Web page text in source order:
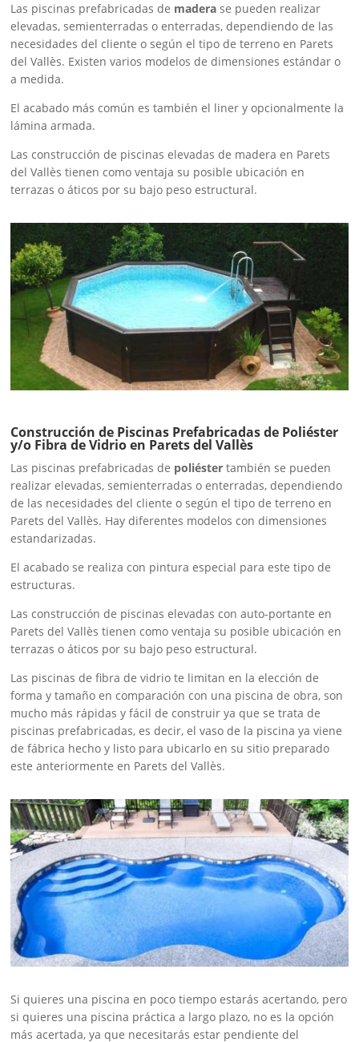
Las piscinas prefabricadas de madera se pueden realizar
elevadas, semienterradas o enterradas, dependiendo de las
necesidades del cliente o según el tipo de terreno en Parets
del Vallès. Existen varios modelos de dimensiones estándar o
a medida.
El acabado más común es también el liner y opcionalmente la
lámina armada.
Las construcción de piscinas elevadas de madera en Parets
del Vallès tienen como ventaja su posible ubicación en
terrazas o áticos por su bajo peso estructural.
Construcción de Piscinas Prefabricadas de Poliéster
y/o Fibra de Vidrio en Parets del Vallès
Las piscinas prefabricadas de poliéster también se pueden
realizar elevadas, semienterradas o enterradas, dependiendo
de las necesidades del cliente o según el tipo de terreno en
Parets del Vallès. Hay diferentes modelos con dimensiones
estandarizadas.
El acabado se realiza con pintura especial para este tipo de
estructuras.
Las construcción de piscinas elevadas con auto-portante en
Parets del Vallès tienen como ventaja su posible ubicación en
terrazas o áticos por su bajo peso estructural.
Las piscinas de fibra de vidrio te limitan en la elección de
forma y tamaño en comparación con una piscina de obra, son
mucho más rápidas y fácil de construir ya que se trata de
piscinas prefabricadas, es decir, el vaso de la piscina ya viene
de fábrica hecho y listo para ubicarlo en su sitio preparado
este anteriormente en Parets del Vallès.
Si quieres una piscina en poco tiempo estarás acertando, pero
si quieres una piscina práctica a largo plazo, no es la opción
más acertada, ya que necesitarás estar pendiente del